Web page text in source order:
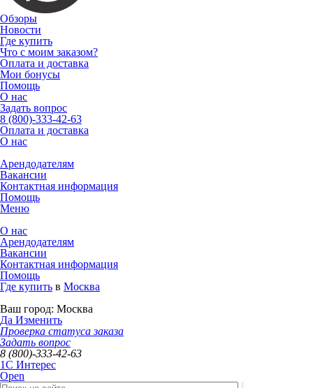
Обзоры
Новости
Где купить
Что с моим заказом?
Оплата и доставка
Мои бонусы
Помощь
О нас
Задать вопрос
8 (800)-333-42-63
Оплата и доставка
О нас
Арендодателям
Вакансии
Контактная информация
Помощь
Меню
О нас
Арендодателям
Вакансии
Контактная информация
Помощь
Где купить в Москва
Ваш город: Москва
Да Изменить
Проверка статуса заказа
Задать вопрос
8 (800)-333-42-63
1C Интерес
Open